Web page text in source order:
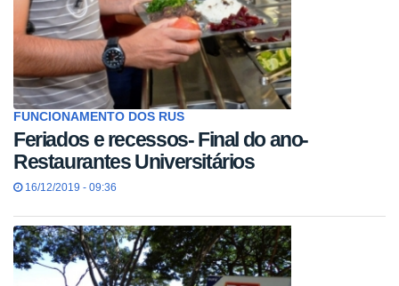
FUNCIONAMENTO DOS RUS
Feriados e recessos- Final do ano-
Restaurantes Universitários
16/12/2019 - 09:36